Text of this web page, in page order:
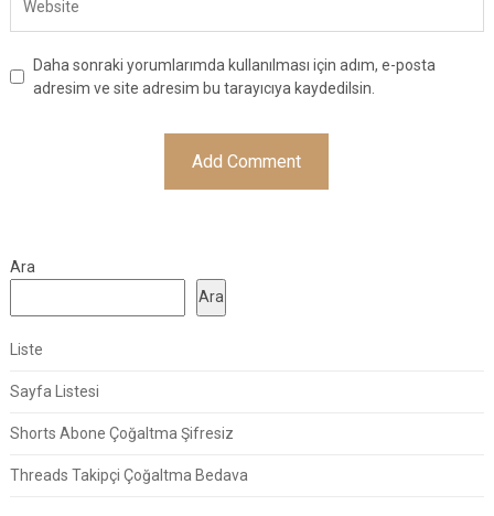
Daha sonraki yorumlarımda kullanılması için adım, e-posta
adresim ve site adresim bu tarayıcıya kaydedilsin.
Ara
Ara
Liste
Sayfa Listesi
Shorts Abone Çoğaltma Şifresiz
Threads Takipçi Çoğaltma Bedava